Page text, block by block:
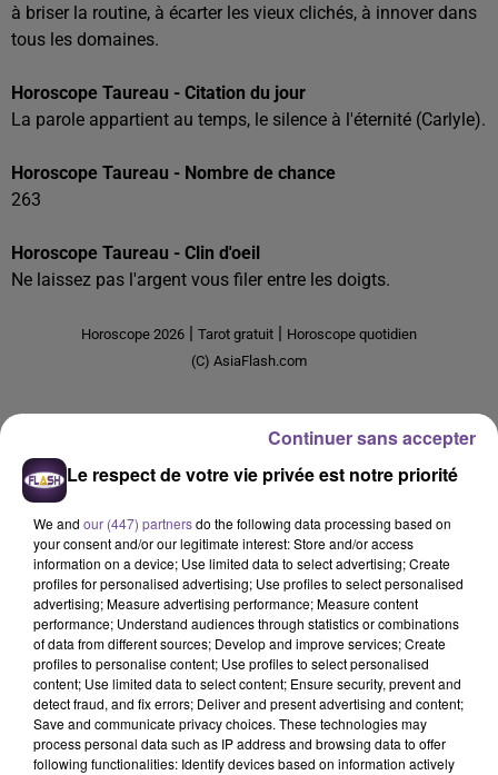
à briser la routine, à écarter les vieux clichés, à innover dans
tous les domaines.
Horoscope Taureau - Citation du jour
La parole appartient au temps, le silence à l'éternité (Carlyle).
Horoscope Taureau - Nombre de chance
263
Horoscope Taureau - Clin d'oeil
Ne laissez pas l'argent vous filer entre les doigts.
Horoscope 2026 | Tarot gratuit | Horoscope quotidien
(C) AsiaFlash.com
HOROSCOPE HEBDOMADAIRE TAUREAU (LUNDI 3 --
DIMANCHE 9 AOÏ¿½T 2026)
Amour
Couples :Vous n'avez guère été à la fête ces derniers temps.
Stressé, en butte à des difficultés de communication avec
votre conjoint ou partenaire, vous aviez l'impression d'être
Le respect de votre vie privée est notre priorité
We and our (447) partnersdo the following data processing based on
your consent and/or our legitimate interest: Store and/or access
information on a device; Use limited data to select advertising; Create
profiles for personalised advertising; Use profiles to select personalised
advertising; Measure advertising performance; Measure content
performance; Understand audiences through statistics or combinations
of data from different sources; Develop and improve services; Create
profiles to personalise content; Use profiles to select personalised
content; Use limited data to select content; Ensure security, prevent and
detect fraud, and fix errors; Deliver and present advertising and content;
Save and communicate privacy choices. These technologies may
process personal data such as IP address and browsing data to offer
following functionalities: Identify devices based on information actively
Continuer sans accepter